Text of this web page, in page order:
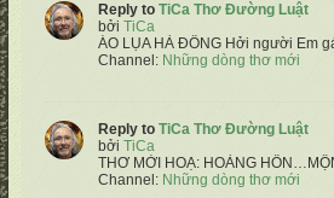
Reply to TiCa Thơ Đường Luật
bởi TiCa
ÁO LỤA HÀ ĐÔNG Hởi người Em
Channel: Những dòng thơ mới
Reply to TiCa Thơ Đường Luật
bởi TiCa
THƠ MỜI HOẠ: HOÀNG
Channel: Những dòng thơ mới